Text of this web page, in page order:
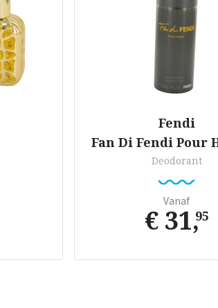
Fendi
Fan Di Fendi Pour
Deodorant
Vanaf
€ 31,95